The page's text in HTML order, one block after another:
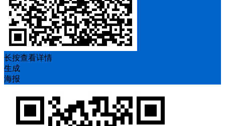
长按查看详情
生成
海报